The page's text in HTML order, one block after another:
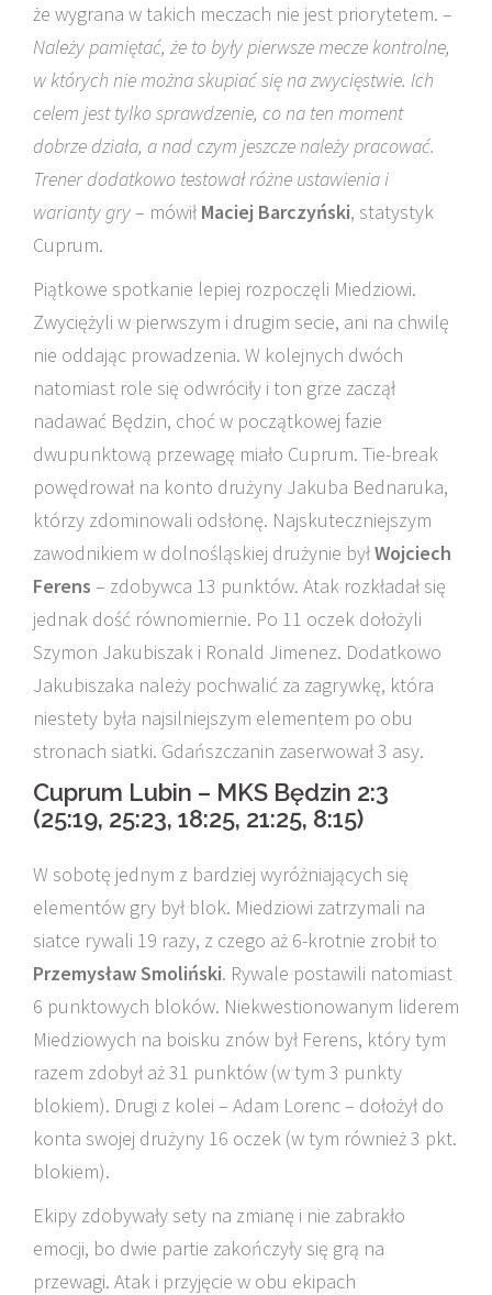
że wygrana w takich meczach nie jest priorytetem. –
Należy pamiętać, że to były pierwsze mecze kontrolne,
w których nie można skupiać się na zwycięstwie. Ich
celem jest tylko sprawdzenie, co na ten moment
dobrze działa, a nad czym jeszcze należy pracować.
Trener dodatkowo testował różne ustawienia i
warianty gry– mówił Maciej Barczyński, statystyk
Cuprum.
Piątkowe spotkanie lepiej rozpoczęli Miedziowi.
Zwyciężyli w pierwszym i drugim secie, ani na chwilę
nie oddając prowadzenia. W kolejnych dwóch
natomiast role się odwróciły i ton grze zaczął
nadawać Będzin, choć w początkowej fazie
dwupunktową przewagę miało Cuprum. Tie-break
powędrował na konto drużyny Jakuba Bednaruka,
którzy zdominowali odsłonę. Najskuteczniejszym
zawodnikiem w dolnośląskiej drużynie byłWojciech
Ferens – zdobywca 13 punktów. Atak rozkładał się
jednak dość równomiernie. Po 11 oczek dołożyli
Szymon Jakubiszak i Ronald Jimenez. Dodatkowo
Jakubiszaka należy pochwalić za zagrywkę, która
niestety była najsilniejszym elementem po obu
stronach siatki. Gdańszczanin zaserwował 3 asy.
Cuprum Lubin – MKS Będzin 2:3
(25:19, 25:23, 18:25, 21:25, 8:15)
W sobotę jednym z bardziej wyróżniających się
elementów gry był blok. Miedziowi zatrzymali na
siatce rywali 19 razy, z czego aż 6-krotnie zrobił to
Przemysław Smoliński. Rywale postawili natomiast
6 punktowych bloków. Niekwestionowanym liderem
Miedziowych na boisku znów był Ferens, który tym
razem zdobył aż 31 punktów (w tym 3 punkty
blokiem). Drugi z kolei – Adam Lorenc – dołożył do
konta swojej drużyny 16 oczek (w tym również 3 pkt.
blokiem).
Ekipy zdobywały sety na zmianę i nie zabrakło
emocji, bo dwie partie zakończyły się grą na
przewagi. Atak i przyjęcie w obu ekipach